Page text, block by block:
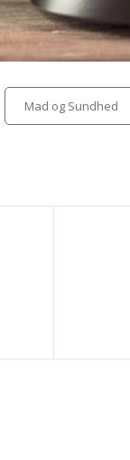
Categories
Mad og Sundhed